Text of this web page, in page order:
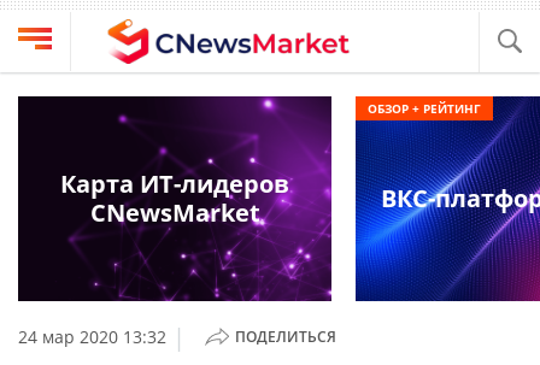
Выбрать
провайдера
Компании
обзоры
CNews
Конференции
Техника
24 мар 2020 13:32 | ПОДЕЛИТЬСЯ
Карта ИТ-лидеров
CNewsMarket
ВКС-
ОБЗОР + РЕЙТИНГ